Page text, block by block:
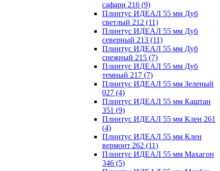
сафари 216 (9)
Плинтус ИДЕАЛ 55 мм Дуб
светлый 212 (11)
Плинтус ИДЕАЛ 55 мм Дуб
северный 213 (11)
Плинтус ИДЕАЛ 55 мм Дуб
снежный 215 (7)
Плинтус ИДЕАЛ 55 мм Дуб
темный 217 (7)
Плинтус ИДЕАЛ 55 мм Зеленый
027 (4)
Плинтус ИДЕАЛ 55 мм Каштан
351 (9)
Плинтус ИДЕАЛ 55 мм Клен 261
(4)
Плинтус ИДЕАЛ 55 мм Клен
вермонт 262 (11)
Плинтус ИДЕАЛ 55 мм Махагон
346 (5)